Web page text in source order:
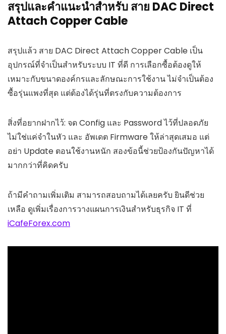
สรุปและคำแนะนำสำหรับ สาย DAC Direct
Attach Copper Cable
สรุปแล้ว สาย DAC Direct Attach Copper Cable เป็น
อุปกรณ์ที่จำเป็นสำหรับระบบ IT ที่ดี การเลือกซื้อต้องดูให้
เหมาะกับขนาดองค์กรและลักษณะการใช้งาน ไม่จำเป็นต้อง
ซื้อรุ่นแพงที่สุด แต่ต้องได้รุ่นที่ตรงกับความต้องการ
สิ่งที่อยากฝากไว้: จด Config และ Password ไว้ที่ปลอดภัย
ไม่ใช่แค่จำในหัว และ อัพเดต Firmware ให้ล่าสุดเสมอ แต่
อย่า Update ตอนใช้งานหนัก สองข้อนี้ช่วยป้องกันปัญหาได้
มากกว่าที่คิดครับ
ถ้ามีคำถามเพิ่มเติม สามารถสอบถามได้เลยครับ ยินดีช่วย
เหลือ ดูเพิ่มเรื่องการวางแผนการเงินสำหรับธุรกิจ IT ที่
iCafeForex.com